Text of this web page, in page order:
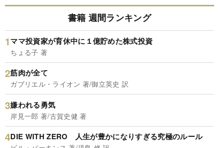
書籍 週間ランキング
ママ投資家が育休中に１億貯めた株式投資
ちょる子 著
筋肉が全て
ガブリエル・ライオン 著/御立英史 訳
嫌われる勇気
岸見一郎 著/古賀史健 著
DIE WITH ZERO 人生が豊かになりすぎる究極のルール